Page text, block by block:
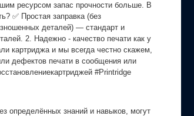
ресурсом запас прочности больше. В
✅ Простая заправка (без
деталей) — стандарт и
2. Надежно - качество печати как у
картриджа и мы всегда честно скажем,
дефектов печати в сообщения или
#Printridge
определённых знаний и навыков, могут